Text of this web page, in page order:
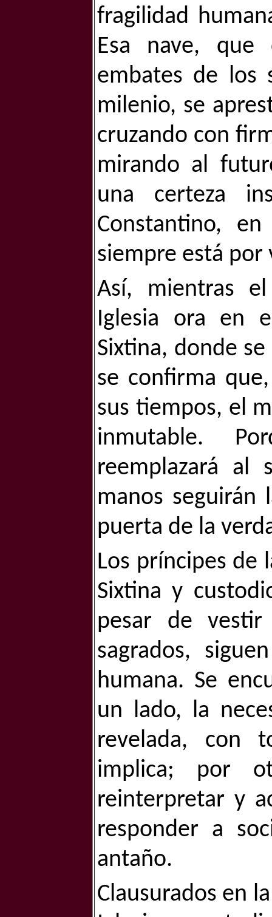
fragilidad
Esa nave, que
embates de los
milenio, se
cruzando con
mirando al
una certeza
Constantino,
siempre está por
Así, mientras
Iglesia ora en
Sixtina, donde
se confirma
sus tiempos, el
inmutable.
reemplazará al
manos seguirán
puerta de la
Los príncipes de
Sixtina y
pesar de
sagrados,
humana. Se
un lado, la
revelada, con
implica; por
reinterpretar y
responder a
antaño.
Clausurados en